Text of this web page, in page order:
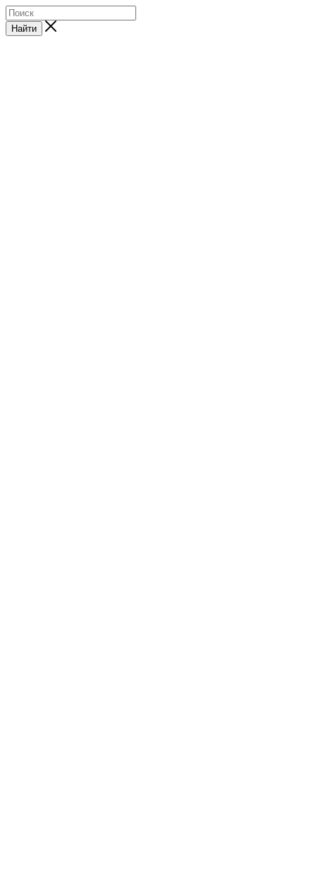
Найти